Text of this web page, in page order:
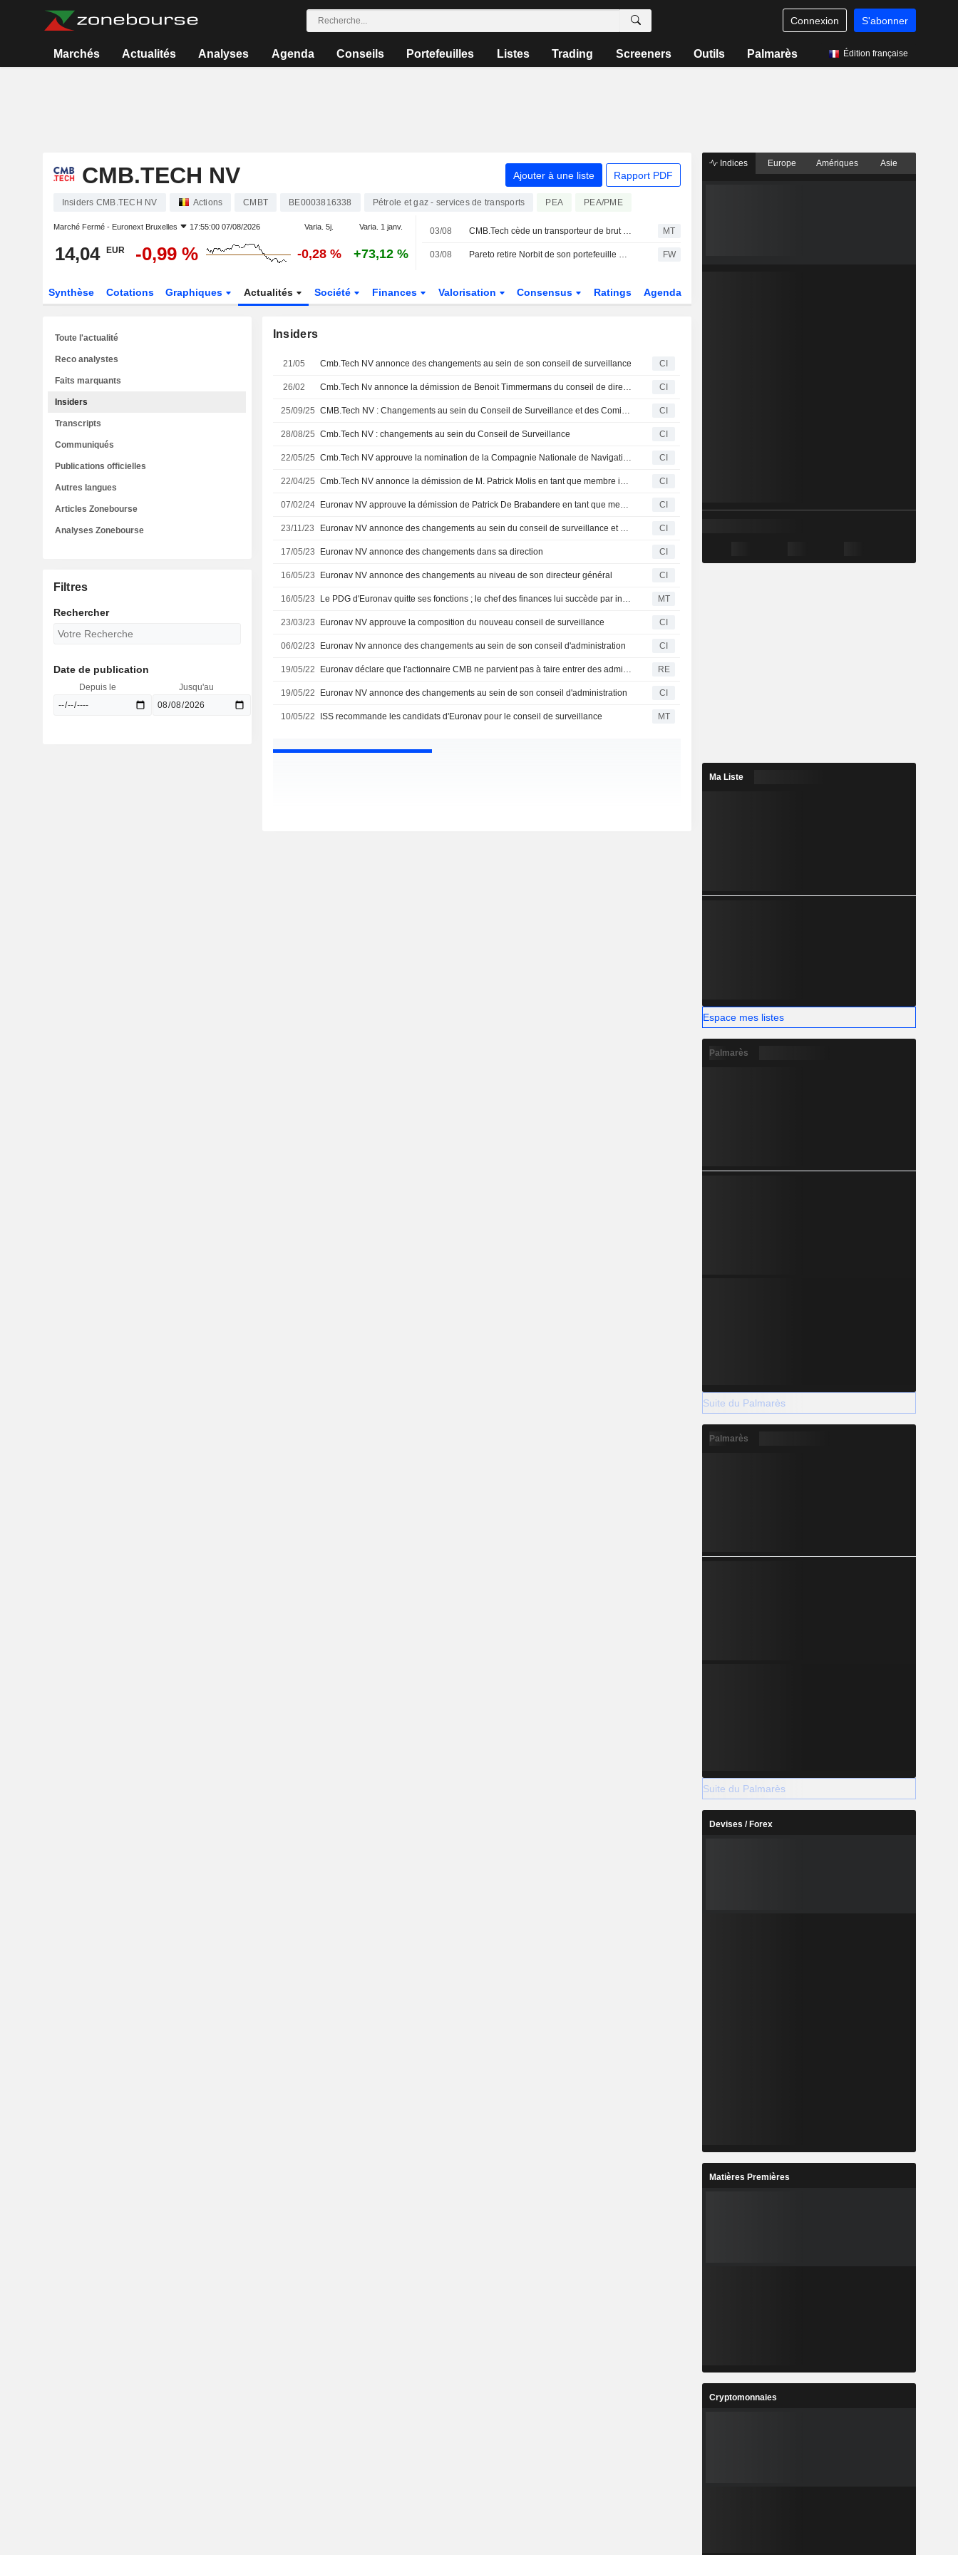
Connexion S'abonner
Marchés Actualités Analyses Agenda Conseils Portefeuilles Listes Trading Screeners Outils Palmarès Édition française
CMB.TECH NV Ajouter à une liste Rapport PDF
Insiders CMB.TECH NV Actions CMBT BE0003816338 Pétrole et gaz - services de transports PEA PEA/PME
Marché Fermé - Euronext Bruxelles 17:55:00 07/08/2026 Varia. 5j. Varia. 1 janv.
14,04 EUR -0,99 % -0,28 % +73,12 %
03/08 CMB.Tech cède un transporteur de brut de type VLCC MT
03/08 Pareto retire Norbit de son portefeuille mensuel norvégien FW
Synthèse Cotations Graphiques Actualités Société Finances Valorisation Consensus Ratings Agenda
Insiders
21/05 Cmb.Tech NV annonce des changements au sein de son conseil de surveillance CI
26/02 Cmb.Tech Nv annonce la démission de Benoit Timmermans du conseil de direction, à compter du 1er mai 2026 CI
25/09/25 CMB.Tech NV : Changements au sein du Conseil de Surveillance et des Comités CI
28/08/25 Cmb.Tech NV : changements au sein du Conseil de Surveillance CI
22/05/25 Cmb.Tech NV approuve la nomination de la Compagnie Nationale de Navigation S.A.S., représentée de manière permanente par M. Patrick Molis, en tant que membre indépendant du conseil de surveillance. CI
22/04/25 Cmb.Tech NV annonce la démission de M. Patrick Molis en tant que membre indépendant du conseil de surveillance CI
07/02/24 Euronav NV approuve la démission de Patrick De Brabandere en tant que membre du conseil de surveillance CI
23/11/23 Euronav NV annonce des changements au sein du conseil de surveillance et du directoire CI
17/05/23 Euronav NV annonce des changements dans sa direction CI
16/05/23 Euronav NV annonce des changements au niveau de son directeur général CI
16/05/23 Le PDG d'Euronav quitte ses fonctions ; le chef des finances lui succède par intérim MT
23/03/23 Euronav NV approuve la composition du nouveau conseil de surveillance CI
06/02/23 Euronav Nv annonce des changements au sein de son conseil d'administration CI
19/05/22 Euronav déclare que l'actionnaire CMB ne parvient pas à faire entrer des administrateurs au conseil d'administration RE
19/05/22 Euronav NV annonce des changements au sein de son conseil d'administration CI
10/05/22 ISS recommande les candidats d'Euronav pour le conseil de surveillance MT
Toute l'actualité
Reco analystes
Faits marquants
Insiders
Transcripts
Communiqués
Publications officielles
Autres langues
Articles Zonebourse
Analyses Zonebourse
Filtres
Rechercher
Date de publication
Depuis le Jusqu'au
Indices Europe Amériques Asie
Ma Liste
Espace mes listes
Palmarès
Suite du Palmarès
Palmarès
Suite du Palmarès
Devises / Forex
Matières Premières
Cryptomonnaies